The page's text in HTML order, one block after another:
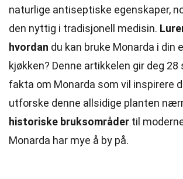
naturlige antiseptiske egenskaper,
den nyttig i tradisjonell medisin.
hvordan du kan bruke Monarda i din
kjøkken? Denne artikkelen gir deg 28
fakta om Monarda som vil inspirere
utforske denne allsidige planten
historiske bruksområder til
Monarda har mye å by på.